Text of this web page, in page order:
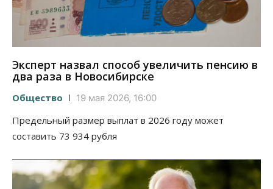
Эксперт назвал способ увеличить пенсию в
два раза в Новосибирске
Общество 19 мая 2026, 16:00
Предельный размер выплат в 2026 году может
составить 73 934 рубля